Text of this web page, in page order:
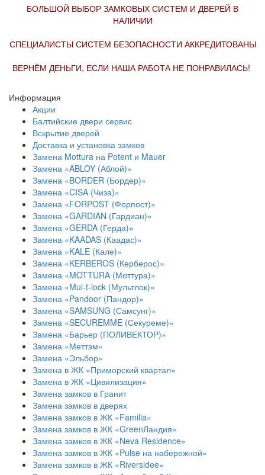
БОЛЬШОЙ ВЫБОР ЗАМКОВЫХ СИСТЕМ И ДВЕРЕЙ В
НАЛИЧИИ
СПЕЦИАЛИСТЫ СИСТЕМ БЕЗОПАСНОСТИ АККРЕДИТОВАНЫ
ВЕРНЁМ ДЕНЬГИ, ЕСЛИ НАША РАБОТА НЕ ПОНРАВИЛАСЬ!
Информация
Акции
Балтийские двери сервис
Вскрытие дверей
Доставка и установка замков
Замена Mottura на Potent и Mauer
Замена «ABLOY (Аблой)»
Замена «BORDER (Бордер)»
Замена «CISA (Чиза)»
Замена «FORPOST (Форпост)»
Замена «GARDIAN (Гардиан)»
Замена «GERDA (Герда)»
Замена «KAADAS (Каадас)»
Замена «KALE (Кале)»
Замена «KERBEROS (Керберос)»
Замена «MOTTURA (Моттура)»
Замена «Mul-t-lock (Мультлок)»
Замена «Pandoor (Пандор)»
Замена «SAMSUNG (Самсунг)»
Замена «SECUREMME (Секуреме)»
Замена «Барьер (ПОЛИВЕКТОР)»
Замена «Меттэм»
Замена «Эльбор»
Замена в ЖК «Приморский квартал»
Замена в ЖК «Цивилизация»
Замена замков в Гранит
Замена замков в дверях
Замена замков в ЖК «Familia»
Замена замков в ЖК «GreenЛандия»
Замена замков в ЖК «Neva Residence»
Замена замков в ЖК «Pulse на набережной»
Замена замков в ЖК «Riversidee»